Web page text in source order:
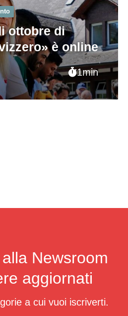
1min
ottobre di
è online
Newsroom
aggiornati
a cui vuoi iscriverti.